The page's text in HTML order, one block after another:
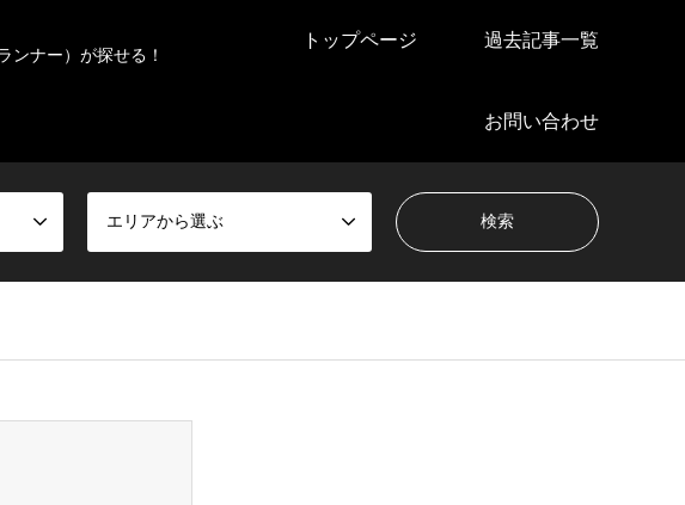
ンナー）が探せる！
トップページ 過去記事一覧
お問い合わせ
エリアから選ぶ